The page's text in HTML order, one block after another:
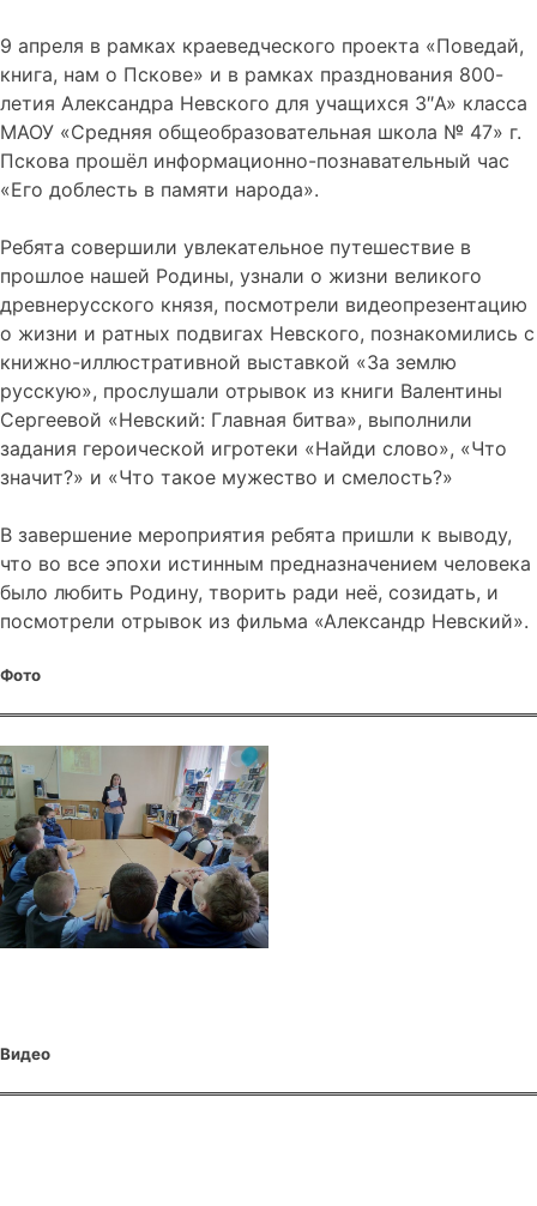
9 апреля в рамках краеведческого проекта «Поведай,
книга, нам о Пскове» и в рамках празднования 800-
летия Александра Невского для учащихся 3″А» класса
МАОУ «Средняя общеобразовательная школа № 47» г.
Пскова прошёл информационно-познавательный час
«Его доблесть в памяти народа».
Ребята совершили увлекательное путешествие в
прошлое нашей Родины, узнали о жизни великого
древнерусского князя, посмотрели видеопрезентацию
о жизни и ратных подвигах Невского, познакомились с
книжно-иллюстративной выставкой «За землю
русскую», прослушали отрывок из книги Валентины
Сергеевой «Невский: Главная битва», выполнили
задания героической игротеки «Найди слово», «Что
значит?» и «Что такое мужество и смелость?»
В завершение мероприятия ребята пришли к выводу,
что во все эпохи истинным предназначением человека
было любить Родину, творить ради неё, созидать, и
посмотрели отрывок из фильма «Александр Невский».
Фото
Видео